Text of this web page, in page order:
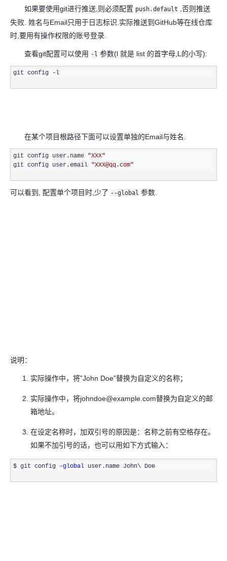
如果要使用git进行推送,则必须配置 push.default
,否则推送
失败. 姓名与Email只用于日志标识.实际推送到GitHub等在线仓库
时,要用有操作权限的账号登录.
查看git配置可以使用 -l 参数(l 就是 list 的首字母,L的小写):
git config -l
在某个项目根路径下面可以设置单独的Email与姓名.
git config user.name "XXX"
git config user.email "XXX@qq.com"
可以看到, 配置单个项目时,少了 --global 参数.
说明：
实际操作中，将”John Doe”替换为自定义的名称；
实际操作中，将johndoe@example.com替换为自定义的邮
箱地址。
在设定名称时，加双引号的原因是：名称之前有空格存在。
如果不加引号的话，也可以用如下方式输入：
$ git config –global user.name John\ Doe